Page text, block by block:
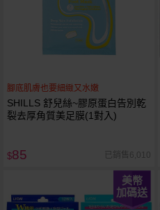
腳底肌膚也要細緻又水嫩
SHILLS 舒兒絲~膠原蛋白告別乾
裂去厚角質美足膜(1對入)
$85 已銷售6,010
美幣
加碼送